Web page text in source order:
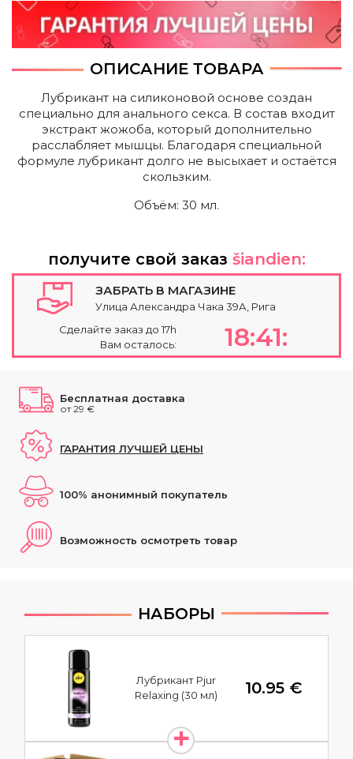
ОПИСАНИЕ ТОВАРА
Лубрикант на силиконовой основе создан
специально для анального секса. В состав входит
экстракт жожоба, который дополнительно
расслабляет мышцы. Благодаря специальной
формуле лубрикант долго не высыхает и остаётся
скользким.
Объём: 30 мл.
получите свой заказ šiandien:
ЗАБРАТЬ В МАГАЗИНЕ
Улица Александра Чака 39А, Рига
Сделайте заказ до 17h
Вам осталось:
18:41:
Бесплатная доставка
от 29 €
ГАРАНТИЯ ЛУЧШЕЙ ЦЕНЫ
100% анонимный покупатель
Возможность осмотреть товар
НАБОРЫ
Лубрикант Pjur
Relaxing (30 мл)
10.95 €